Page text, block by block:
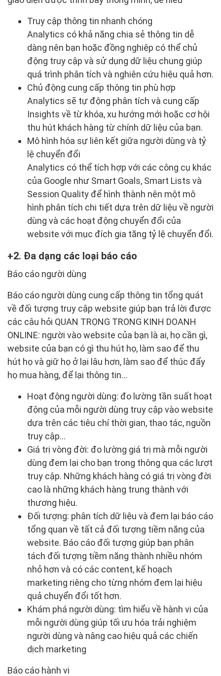
Truy cập thông tin nhanh chóng
Analytics có khả năng chia sẻ thông tin dễ
dàng nên bạn hoặc đồng nghiệp có thể chủ
động truy cập và sử dụng dữ liệu chung giúp
quá trình phân tích và nghiên cứu hiệu quả hơn.
Chủ động cung cấp thông tin phù hợp
Analytics sẽ tự động phân tích và cung cấp
Insights về từ khóa, xu hướng mới hoặc cơ hội
thu hút khách hàng từ chính dữ liệu của bạn.
Mô hình hóa sự liên kết giữa người dùng và tỷ
lệ chuyển đổi
Analytics có thể tích hợp với các công cụ khác
của Google như Smart Goals, Smart Lists và
Session Quality để hình thành nên một mô
hình phân tích chi tiết dựa trên dữ liệu về người
dùng và các hoạt động chuyển đổi của
website với mục đích gia tăng tỷ lệ chuyển đổi.
2. Đa dạng các loại báo cáo
Báo cáo người dùng
Báo cáo người dùng cung cấp thông tin tổng quát
về đối tượng truy cập website giúp bạn trả lời được
các câu hỏi QUAN TRỌNG TRONG KINH DOANH
ONLINE: người vào website của bạn là ai, họ cần gì,
website của bạn có gì thu hút họ, làm sao để thu
hút họ và giữ họ ở lại lâu hơn, làm sao để thúc đẩy
họ mua hàng, để lại thông tin…
Hoạt động người dùng: đo lường tần suất hoạt
động của mỗi người dùng truy cập vào website
dựa trên các tiêu chí thời gian, thao tác, nguồn
truy cập…
Giá trị vòng đời: đo lường giá trị mà mỗi người
dùng đem lại cho bạn trong thông qua các lượt
truy cập. Những khách hàng có giá trị vòng đời
cao là những khách hàng trung thành với
thương hiệu.
Đối tượng: phân tích dữ liệu và đem lại báo cáo
tổng quan về tất cả đối tượng tiềm năng của
website. Báo cáo đối tượng giúp bạn phân
tách đối tượng tiềm năng thành nhiều nhóm
nhỏ hơn và có các content, kế hoạch
marketing riêng cho từng nhóm đem lại hiệu
quả chuyển đổi tốt hơn.
Khám phá người dùng: tìm hiểu về hành vi của
mỗi người dùng giúp tối ưu hóa trải nghiệm
người dùng và nâng cao hiệu quả các chiến
dịch marketing
Báo cáo hành vi